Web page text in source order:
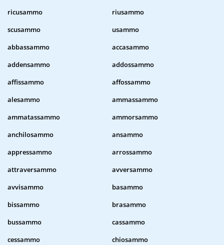
ricusammo
riusammo
scusammo
usammo
abbassammo
accasammo
addensammo
addossammo
affissammo
affossammo
alesammo
ammassammo
ammatassammo
ammorsammo
anchilosammo
ansammo
appressammo
arrossammo
attraversammo
avversammo
avvisammo
basammo
bissammo
brasammo
bussammo
cassammo
cessammo
chiosammo